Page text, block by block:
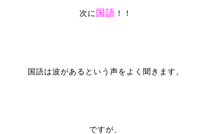
次に 国語 ！！
国語は波があるという声をよく聞きます。
ですが、